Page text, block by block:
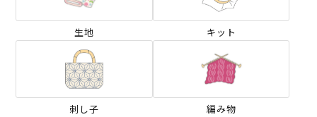
生地 キット
刺し子 編み物